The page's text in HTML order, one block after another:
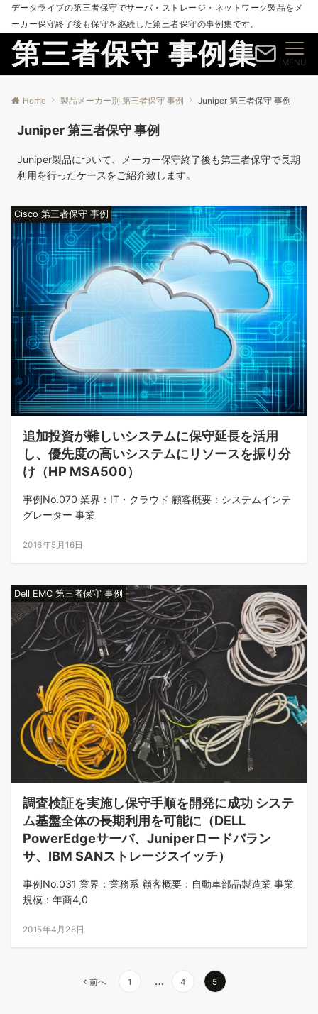
データライブの第三者保守でサーバ・ストレージ・ネットワーク製品をメ
ーカー保守終了後も保守を継続した第三者保守の事例集です。
第三者保守 事例集 MENU
Home 製品メーカー別 第三者保守 事例 Juniper 第三者保守 事例
Juniper 第三者保守 事例
Juniper製品について、メーカー保守終了後も第三者保守で長期
利用を行ったケースをご紹介致します。
Cisco 第三者保守 事例
追加投資が難しいシステムに保守延長を活用
し、優先度の高いシステムにリソースを振り分
け（HP MSA500）
事例No.070 業界：IT・クラウド 顧客概要：システムインテ
グレーター 事業
2016年5月16日
Dell EMC 第三者保守 事例
調査検証を実施し保守手順を開発に成功 システ
ム基盤全体の長期利用を可能に（DELL
PowerEdgeサーバ、Juniperロードバラン
サ、IBM SANストレージスイッチ）
事例No.031 業界：業務系 顧客概要：自動車部品製造業 事業
規模：年商4,0
2015年4月28日
前へ 1 … 4 5